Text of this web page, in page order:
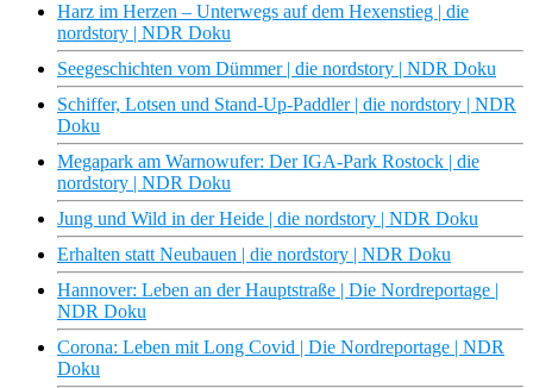
Harz im Herzen – Unterwegs auf dem Hexenstieg | die
nordstory | NDR Doku
Seegeschichten vom Dümmer | die nordstory | NDR Doku
Schiffer, Lotsen und Stand-Up-Paddler | die nordstory | NDR
Doku
Megapark am Warnowufer: Der IGA-Park Rostock | die
nordstory | NDR Doku
Jung und Wild in der Heide | die nordstory | NDR Doku
Erhalten statt Neubauen | die nordstory | NDR Doku
Hannover: Leben an der Hauptstraße | Die Nordreportage |
NDR Doku
Corona: Leben mit Long Covid | Die Nordreportage | NDR
Doku